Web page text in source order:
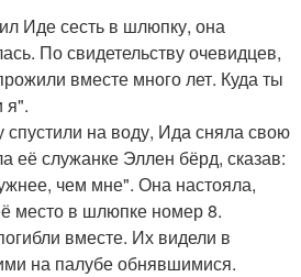
Иде сесть в шлюпку, она
По свидетельству очевидцев,
вместе много лет. Куда ты
я".
на воду, Ида сняла свою
её служанке Эллен бёрд, сказав:
чем мне". Она настояла,
место в шлюпке номер 8.
вместе. Их видели в
на палубе обнявшимися.